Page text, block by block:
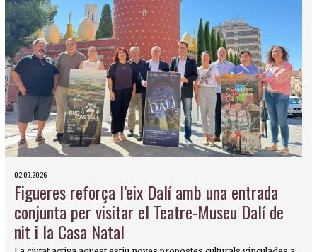
02.07.2026
Figueres reforça l’eix Dalí amb una entrada
conjunta per visitar el Teatre-Museu Dalí de
nit i la Casa Natal